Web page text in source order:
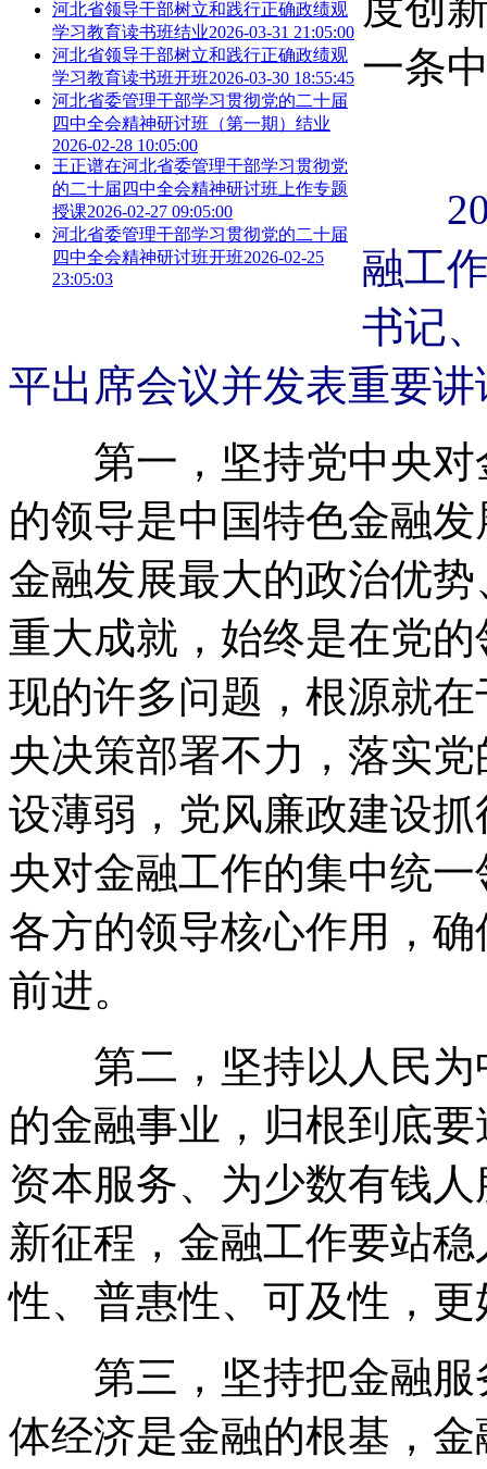
河北省领导干部树立和践行正确政绩观
学习教育读书班结业2026-03-31 21:05:00
河北省领导干部树立和践行正确政绩观
学习教育读书班开班2026-03-30 18:55:45
河北省委管理干部学习贯彻党的二十届
四中全会精神研讨班（第一期）结业
2026-02-28 10:05:00
王正谱在河北省委管理干部学习贯彻党
的二十届四中全会精神研讨班上作专题
授课2026-02-27 09:05:00
河北省委管理干部学习贯彻党的二十届
四中全会精神研讨班开班2026-02-25
23:05:03
一条
融工
书记
平出席会议并发表重要
第一，坚持党中央对
的领导是中国特色金融
金融发展最大的政治优
重大成就，始终是在党
现的许多问题，根源就
央决策部署不力，落实
设薄弱，党风廉政建设
央对金融工作的集中统
各方的领导核心作用，
前进。
第二，坚持以人民为
的金融事业，归根到底
资本服务、为少数有钱
新征程，金融工作要站
性、普惠性、可及性，
第三，坚持把金融服
体经济是金融的根基，